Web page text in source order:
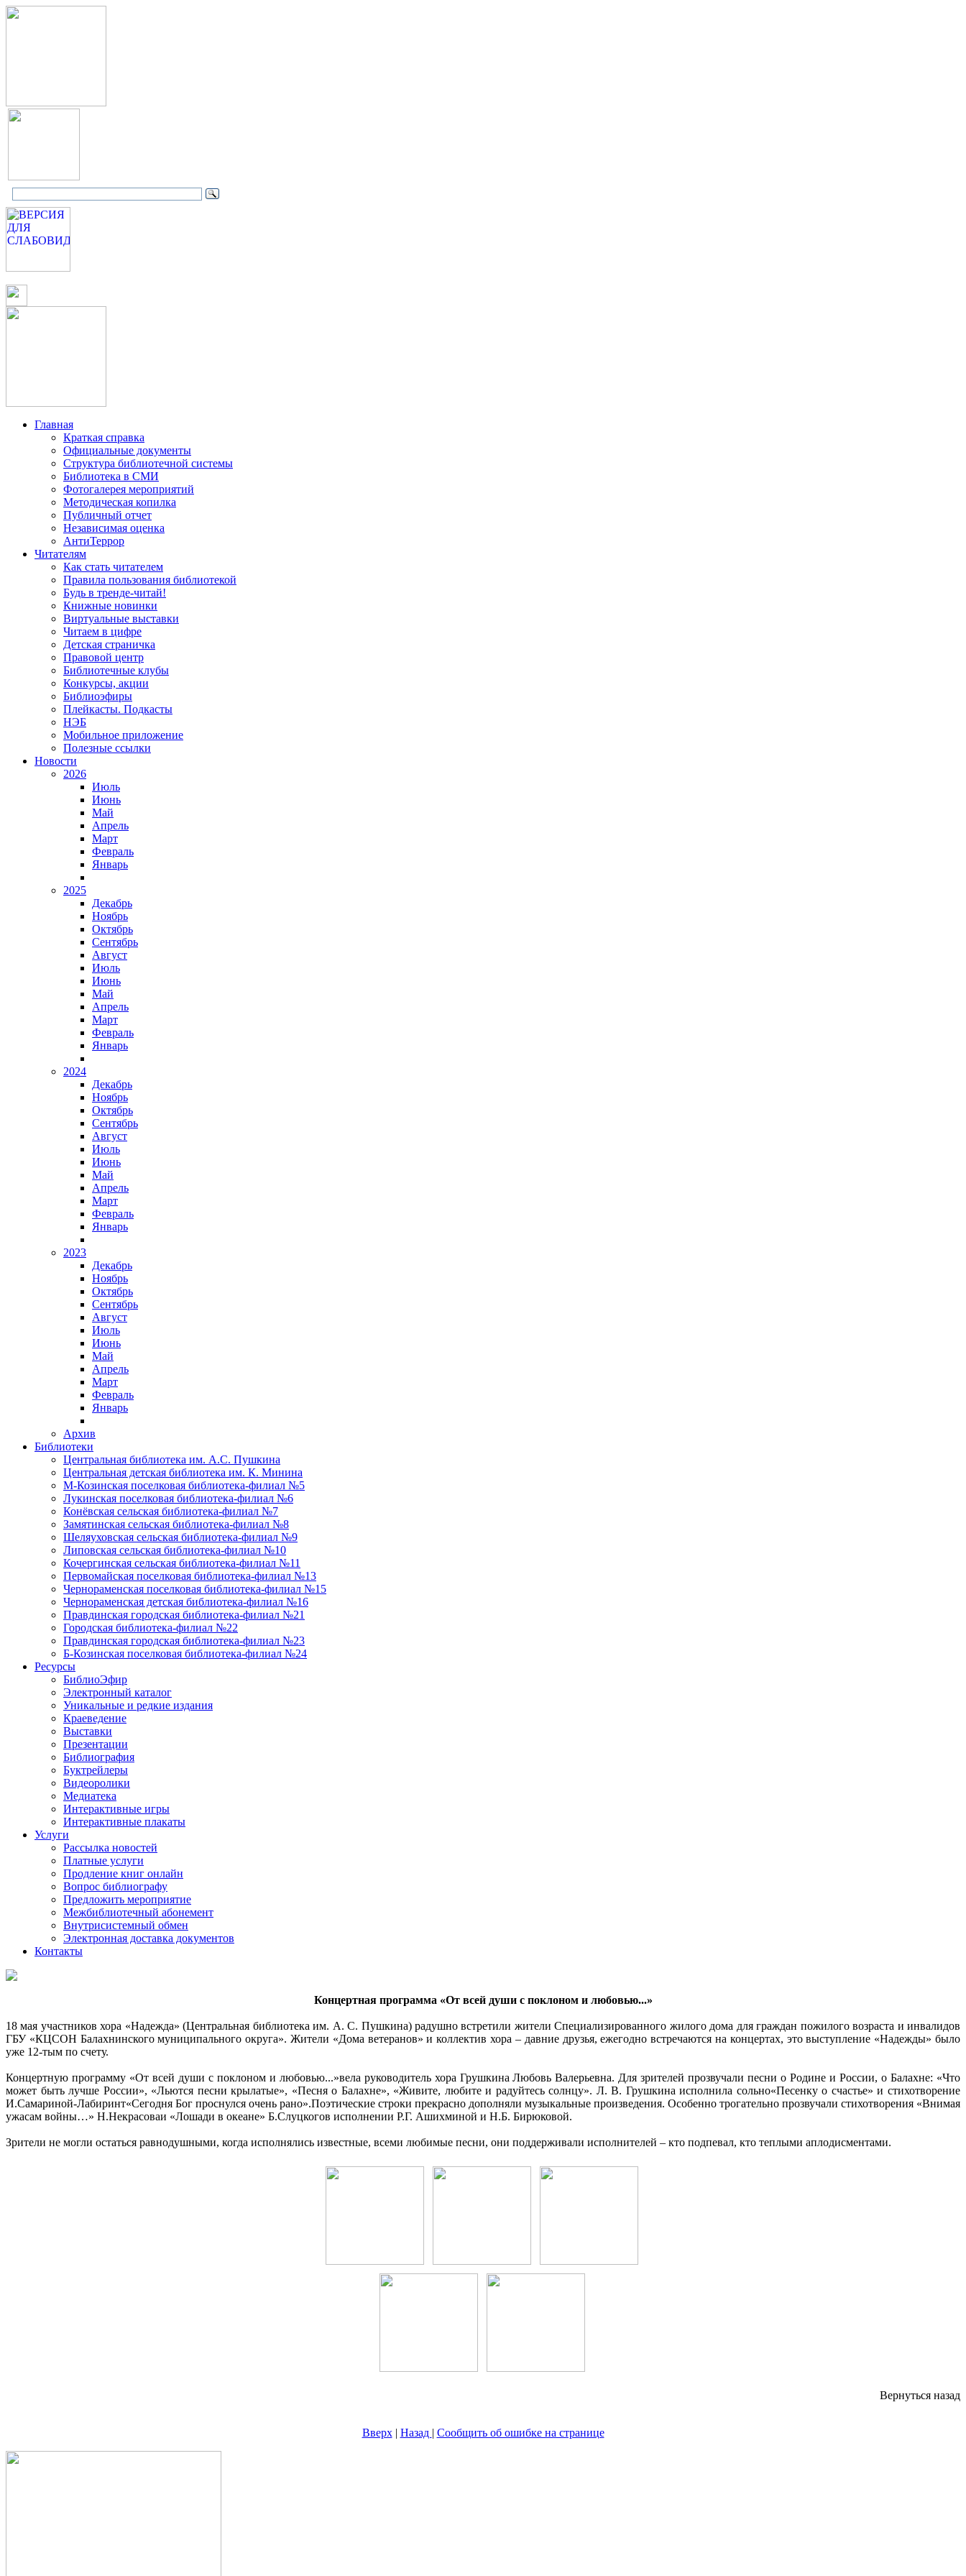
Главная
Краткая справка
Официальные документы
Структура библиотечной системы
Библиотека в СМИ
Фотогалерея мероприятий
Методическая копилка
Публичный отчет
Независимая оценка
АнтиТеррор
Читателям
Как стать читателем
Правила пользования библиотекой
Будь в тренде-читай!
Книжные новинки
Виртуальные выставки
Читаем в цифре
Детская страничка
Правовой центр
Библиотечные клубы
Конкурсы, акции
Библиоэфиры
Плейкасты. Подкасты
НЭБ
Мобильное приложение
Полезные ссылки
Новости
2026
Июль
Июнь
Май
Апрель
Март
Февраль
Январь
2025
Декабрь
Ноябрь
Октябрь
Сентябрь
Август
Июль
Июнь
Май
Апрель
Март
Февраль
Январь
2024
Декабрь
Ноябрь
Октябрь
Сентябрь
Август
Июль
Июнь
Май
Апрель
Март
Февраль
Январь
2023
Декабрь
Ноябрь
Октябрь
Сентябрь
Август
Июль
Июнь
Май
Апрель
Март
Февраль
Январь
Архив
Библиотеки
Центральная библиотека им. А.С. Пушкина
Центральная детская библиотека им. К. Минина
М-Козинская поселковая библиотека-филиал №5
Лукинская поселковая библиотека-филиал №6
Конёвская сельская библиотека-филиал №7
Замятинская сельская библиотека-филиал №8
Шеляуховская сельская библиотека-филиал №9
Липовская сельская библиотека-филиал №10
Кочергинская сельская библиотека-филиал №11
Первомайская поселковая библиотека-филиал №13
Чернораменская поселковая библиотека-филиал №15
Чернораменская детская библиотека-филиал №16
Правдинская городская библиотека-филиал №21
Городская библиотека-филиал №22
Правдинская городская библиотека-филиал №23
Б-Козинская поселковая библиотека-филиал №24
Ресурсы
БиблиоЭфир
Электронный каталог
Уникальные и редкие издания
Краеведение
Выставки
Презентации
Библиография
Буктрейлеры
Видеоролики
Медиатека
Интерактивные игры
Интерактивные плакаты
Услуги
Рассылка новостей
Платные услуги
Продление книг онлайн
Вопрос библиографу
Предложить мероприятие
Межбиблиотечный абонемент
Внутрисистемный обмен
Электронная доставка документов
Контакты
Концертная программа «От всей души с поклоном и любовью...»
18 мая участников хора «Надежда» (Центральная библиотека им. А. С. Пушкина) радушно встретили жители Специализированного жилого дома для граждан пожилого возраста и инвалидов
ГБУ «КЦСОН Балахнинского муниципального округа». Жители «Дома ветеранов» и коллектив хора – давние друзья, ежегодно встречаются на концертах, это выступление «Надежды» было
уже 12-тым по счету.
Концертную программу «От всей души с поклоном и любовью...»вела руководитель хора Грушкина Любовь Валерьевна. Для зрителей прозвучали песни о Родине и России, о Балахне: «Что
может быть лучше России», «Льются песни крылатые», «Песня о Балахне», «Живите, любите и радуйтесь солнцу». Л. В. Грушкина исполнила сольно«Песенку о счастье» и стихотворение
И.Самариной-Лабиринт«Сегодня Бог проснулся очень рано».Поэтические строки прекрасно дополняли музыкальные произведения. Особенно трогательно прозвучали стихотворения «Внимая
ужасам войны…» Н.Некрасоваи «Лошади в океане» Б.Слуцкогов исполнении Р.Г. Ашихминой и Н.Б. Бирюковой.
Зрители не могли остаться равнодушными, когда исполнялись известные, всеми любимые песни, они поддерживали исполнителей – кто подпевал, кто теплыми аплодисментами.
Вернуться назад
Вверх| Назад | Сообщить об ошибке на странице